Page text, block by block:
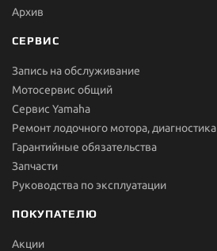
Архив
СЕРВИС
Запись на обслуживание
Мотосервис общий
Сервис Yamaha
Ремонт лодочного мотора, диагностика
Гарантийные обязательства
Запчасти
Руководства по эксплуатации
ПОКУПАТЕЛЮ
Акции